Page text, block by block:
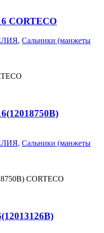
CORTECO
, Сальники (манжеты
, Сальники (манжеты
CORTECO